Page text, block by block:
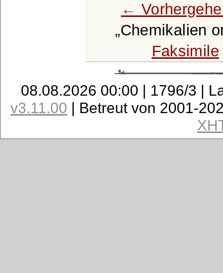
←
Chemikalien
Faksimile
08.08.2026 00:00 | 1796/3 |
v3.11.00 | Betreut von 2001-